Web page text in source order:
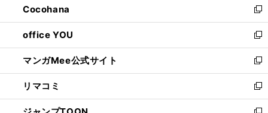
く
で
開
く
ド
ウ
で
開
く
い
ウ
ィ
ン
ド
ウ
で
開
Cocohana
新
し
い
ウ
ィ
ン
ド
ウ
office YOU
新
し
い
ウ
ィ
ン
マンガMee公式サイト
新
し
い
ウ
リマコミ
新
し